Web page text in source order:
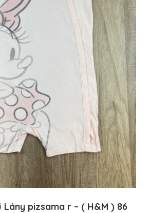
Lány pizsama r – ( H&M ) 86